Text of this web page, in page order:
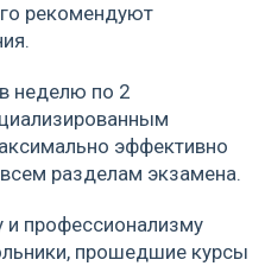
рекомендуют
неделю по 2
эффективно
разделам экзамена.
профессионализму
прошедшие курсы